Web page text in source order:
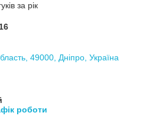
за рік
49000, Дніпро, Україна
роботи